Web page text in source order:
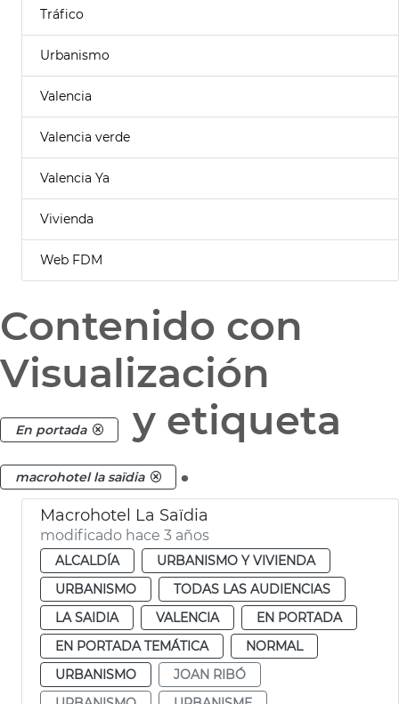
Tráfico
Urbanismo
Valencia
Valencia verde
Valencia Ya
Vivienda
Web FDM
Contenido con
Visualización
En portada y etiqueta
macrohotel la saïdia .
Macrohotel La Saïdia
modificado hace 3 años
ALCALDÍA
URBANISMO Y VIVIENDA
URBANISMO
TODAS LAS AUDIENCIAS
LA SAIDIA
VALENCIA
EN PORTADA
EN PORTADA TEMÁTICA
NORMAL
URBANISMO
JOAN RIBÓ